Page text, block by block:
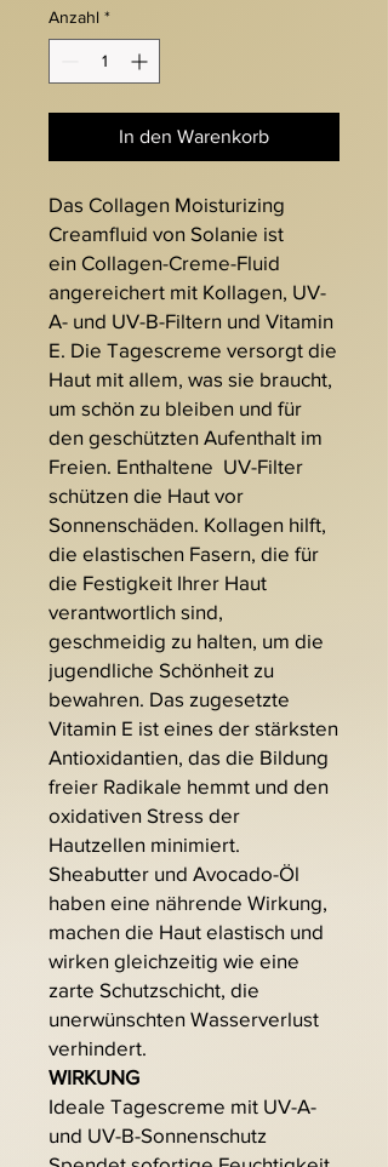
Anzahl *
In den Warenkorb
Das Collagen Moisturizing
Creamfluid von Solanie ist
ein Collagen-Creme-Fluid
angereichert mit Kollagen, UV-
A- und UV-B-Filtern und Vitamin
E. Die Tagescreme versorgt die
Haut mit allem, was sie braucht,
um schön zu bleiben und für
den geschützten Aufenthalt im
Freien. Enthaltene UV-Filter
schützen die Haut vor
Sonnenschäden. Kollagen hilft,
die elastischen Fasern, die für
die Festigkeit Ihrer Haut
verantwortlich sind,
geschmeidig zu halten, um die
jugendliche Schönheit zu
bewahren. Das zugesetzte
Vitamin E ist eines der stärksten
Antioxidantien, das die Bildung
freier Radikale hemmt und den
oxidativen Stress der
Hautzellen minimiert.
Sheabutter und Avocado-Öl
haben eine nährende Wirkung,
machen die Haut elastisch und
wirken gleichzeitig wie eine
zarte Schutzschicht, die
unerwünschten Wasserverlust
verhindert.
WIRKUNG
Ideale Tagescreme mit UV-A-
und UV-B-Sonnenschutz